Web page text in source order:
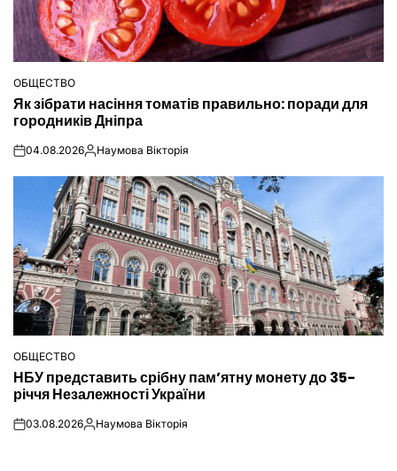
ОПУБЛІКУВАТИ
У
ОБЩЕСТВО
Як зібрати насіння томатів правильно: поради для
городників Дніпра
on04.08.2026Опубліковано
Наумова Вікторія
ОПУБЛІКУВАТИ
У
ОБЩЕСТВО
НБУ представить срібну пам’ятну монету до 35-
річчя Незалежності України
on03.08.2026Опубліковано
Наумова Вікторія